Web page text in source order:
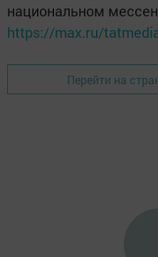
национальном
https://max.ru/
Перейти на